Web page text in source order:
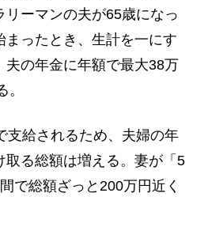
リーマンの夫が65歳になっ
まったとき、生計を一にす
夫の年金に年額で最大38万
給されるため、夫婦の年
取る総額は増える。妻が「5
で総額ざっと200万円近く